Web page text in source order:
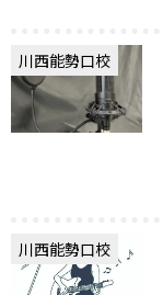
川西能勢口校
川西能勢口校